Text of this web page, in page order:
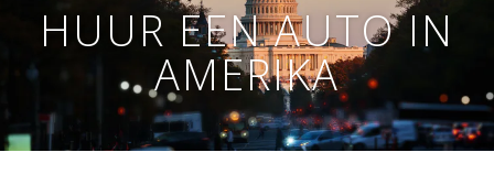
HUUR EEN AUTO IN
AMERIKA